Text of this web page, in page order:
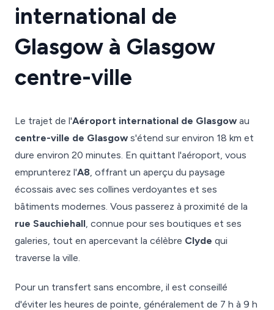
international de
Glasgow à Glasgow
centre-ville
Le trajet de l'Aéroport international de Glasgow au
centre-ville de Glasgow s'étend sur environ 18 km et
dure environ 20 minutes. En quittant l'aéroport, vous
emprunterez l'A8, offrant un aperçu du paysage
écossais avec ses collines verdoyantes et ses
bâtiments modernes. Vous passerez à proximité de la
rue Sauchiehall, connue pour ses boutiques et ses
galeries, tout en apercevant la célèbre Clyde qui
traverse la ville.
Pour un transfert sans encombre, il est conseillé
d'éviter les heures de pointe, généralement de 7 h à 9 h